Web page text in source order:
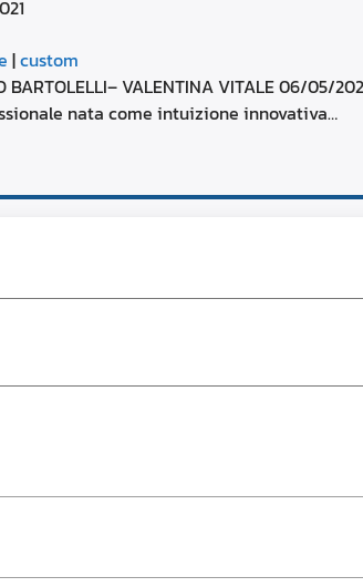
volume.
|custom
BARTOLELLI– VALENTINA VITALE 06/
nata come intuizione innovativa…